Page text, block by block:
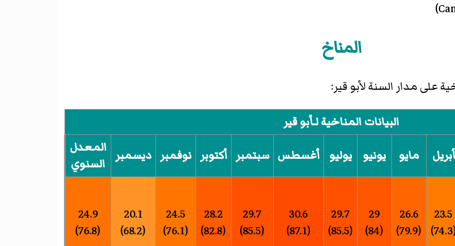
)
المناخ
على مدار السنة لأبو قير:
البيانات المناخية لـأبو قير
أبريل مايو يونيو يوليو أغسطس سبتمبر أكتوبر نوفمبر ديسمبر المعدل
السنوي
23.5
26.6
(79.9)
29
(84)
29.7
(85.5)
30.6
(87.1)
29.7
(85.5)
28.2
(82.8)
24.5
(76.1)
20.1
(68.2)
24.9
(76.8)